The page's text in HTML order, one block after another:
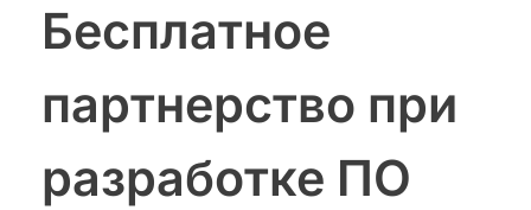
Бесплатное
партнерство при
разработке ПО